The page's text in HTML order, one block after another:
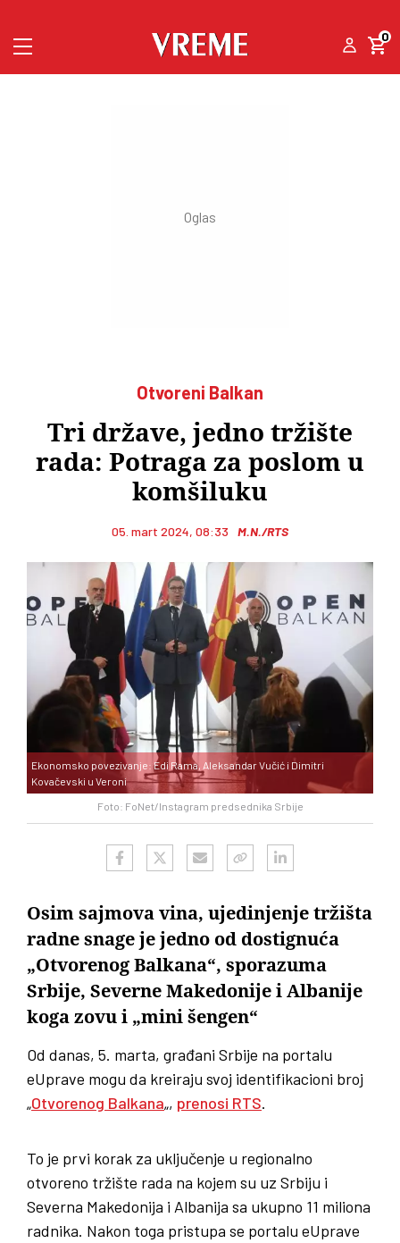
0
Otvoreni Balkan
Tri države, jedno tržište
rada: Potraga za poslom u
komšiluku
05. mart 2024, 08:33 M.N./RTS
Foto: FoNet/Instagram predsednika Srbije
Ekonomsko povezivanje: Edi Rama, Aleksandar Vučić i Dimitri
Kovačevski u Veroni
Osim sajmova vina, ujedinjenje tržišta
radne snage je jedno od dostignuća
„Otvorenog Balkana“, sporazuma
Srbije, Severne Makedonije i Albanije
koga zovu i „mini šengen“
Od danas, 5. marta, građani Srbije na portalu
eUprave mogu da kreiraju svoj identifikacioni broj
„Otvorenog Balkana„, prenosi RTS.
To je prvi korak za uključenje u regionalno
otvoreno tržište rada na kojem su uz Srbiju i
Severna Makedonija i Albanija sa ukupno 11 miliona
radnika. Nakon toga pristupa se portalu eUprave